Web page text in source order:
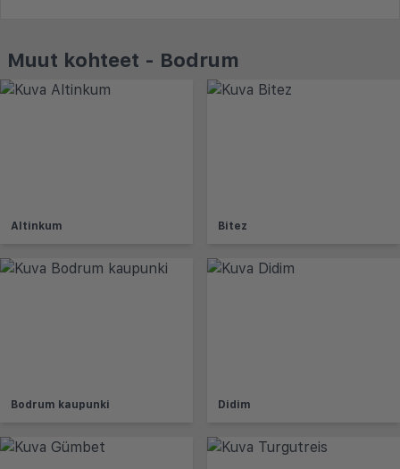
Muut kohteet - Bodrum
Altinkum Bitez
Bodrum kaupunki Didim